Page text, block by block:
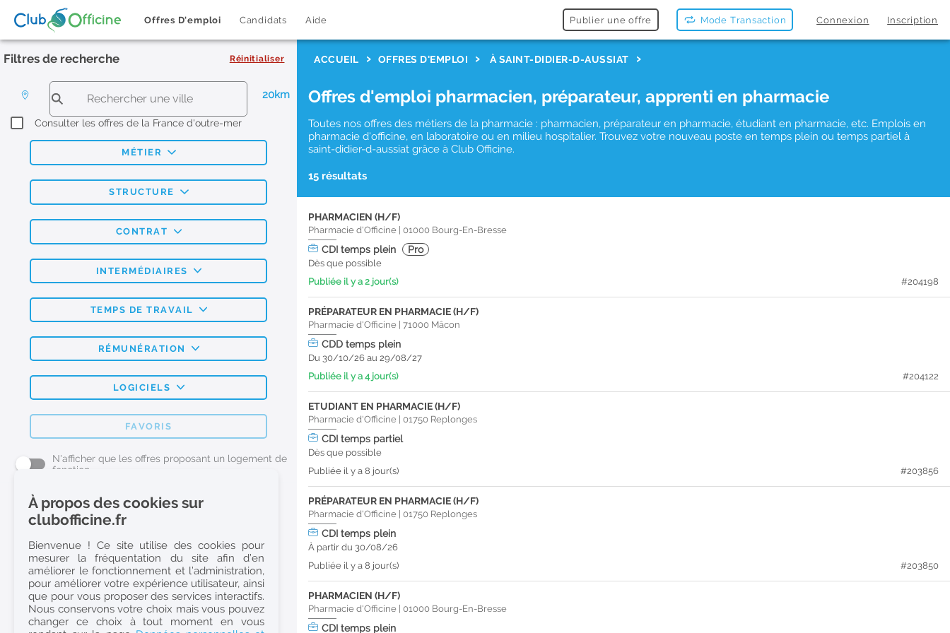
Offres D'emploi Candidats Aide Publier une offre Mode Transaction Connexion Inscription
Filtres de recherche Réinitialiser
20km
Consulter les offres de la France d'outre-mer
MÉTIER
STRUCTURE
CONTRAT
INTERMÉDIAIRES
TEMPS DE TRAVAIL
RÉMUNÉRATION
LOGICIELS
FAVORIS
N'afficher que les offres proposant un logement de
fonction
L'emploi Pharmacie par métier
Pharmacien (H/F)
Préparateur en Pharmacie (H/F)
Etudiant en Pharmacie (H/F)
Etudiant en Pharmacie 6e année validée (H/F)
Conseiller Dermo Cosmetique - Esthéticienne (H/F)
ACCUEIL OFFRES D'EMPLOI À SAINT-DIDIER-D-AUSSIAT
Offres d'emploi pharmacien, préparateur, apprenti en pharmacie
Toutes nos offres des métiers de la pharmacie : pharmacien, préparateur en pharmacie, étudiant en pharmacie, etc. Emplois en
pharmacie d'officine, en laboratoire ou en milieu hospitalier. Trouvez votre nouveau poste en temps plein ou temps partiel à
saint-didier-d-aussiat grâce à Club Officine.
15 résultats
PHARMACIEN (H/F)
Pharmacie d'Officine |01000 Bourg-En-Bresse
CDItemps plein Pro
Dès que possible
Publiée il y a 2 jour(s)
#204198
PRÉPARATEUR EN PHARMACIE (H/F)
Pharmacie d'Officine |71000 Mâcon
CDDtemps plein
Du 30/10/26 au 29/08/27
Publiée il y a 4 jour(s)
#204122
ETUDIANT EN PHARMACIE (H/F)
Pharmacie d'Officine |01750 Replonges
CDItemps partiel
Dès que possible
Publiée il y a 8 jour(s)
#203856
PRÉPARATEUR EN PHARMACIE (H/F)
Pharmacie d'Officine |01750 Replonges
CDItemps plein
À partir du 30/08/26
Publiée il y a 8 jour(s)
#203850
PHARMACIEN (H/F)
Pharmacie d'Officine |01000 Bourg-En-Bresse
CDItemps plein
À propos des cookies sur
clubofficine.fr
Bienvenue ! Ce site utilise des cookies pour
mesurer la fréquentation du site afin d’en
améliorer le fonctionnement et l’administration,
pour améliorer votre expérience utilisateur, ainsi
que pour vous proposer des services interactifs.
Nous conservons votre choix mais vous pouvez
changer ce choix à tout moment en vous